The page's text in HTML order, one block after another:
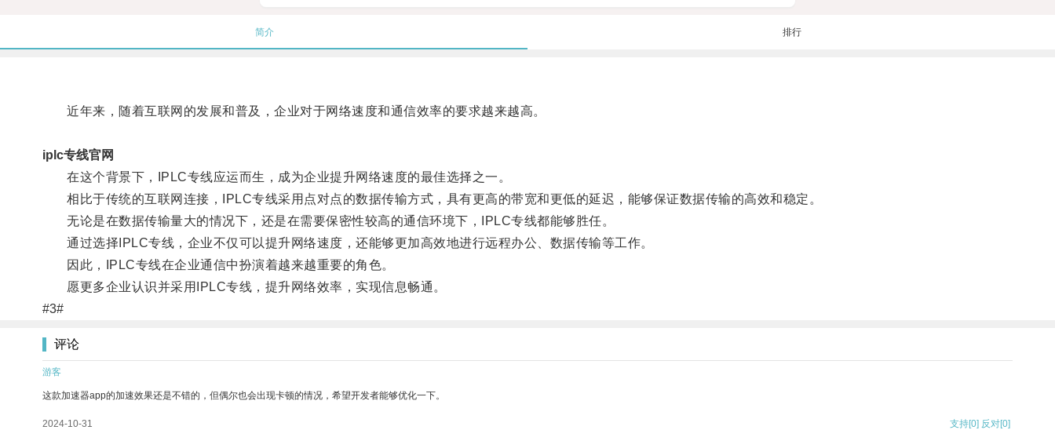
简介 排行
近年来，随着互联网的发展和普及，企业对于网络速度和通信效率的要求越来越高。
iplc专线官网
在这个背景下，IPLC专线应运而生，成为企业提升网络速度的最佳选择之一。
相比于传统的互联网连接，IPLC专线采用点对点的数据传输方式，具有更高的带宽和更低的延迟，能够保证数据传输的高效和稳定。
无论是在数据传输量大的情况下，还是在需要保密性较高的通信环境下，IPLC专线都能够胜任。
通过选择IPLC专线，企业不仅可以提升网络速度，还能够更加高效地进行远程办公、数据传输等工作。
因此，IPLC专线在企业通信中扮演着越来越重要的角色。
愿更多企业认识并采用IPLC专线，提升网络效率，实现信息畅通。
#3#
评论
游客
这款加速器app的加速效果还是不错的，但偶尔也会出现卡顿的情况，希望开发者能够优化一下。
2024-10-31 支持[0] 反对[0]